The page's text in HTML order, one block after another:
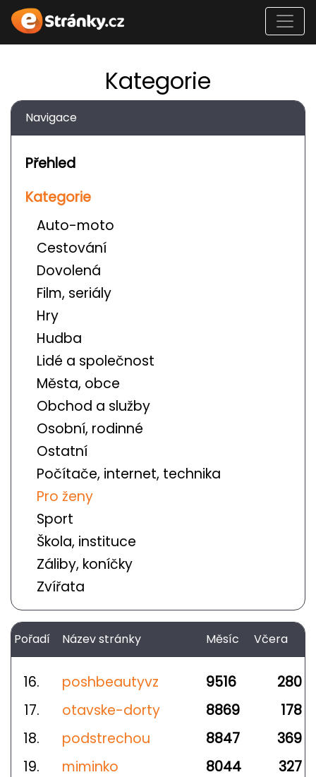
Kategorie
Navigace
Přehled
Kategorie
Auto-moto
Cestování
Dovolená
Film, seriály
Hry
Hudba
Lidé a společnost
Města, obce
Obchod a služby
Osobní, rodinné
Ostatní
Počítače, internet, technika
Pro ženy
Sport
Škola, instituce
Záliby, koníčky
Zvířata
Pořadí Název stránky Měsíc Včera
16. poshbeautyvz 9516
280
17.
otavske-dorty 8869
178
18.
podstrechou 8847
369
19.
miminko 8044
327